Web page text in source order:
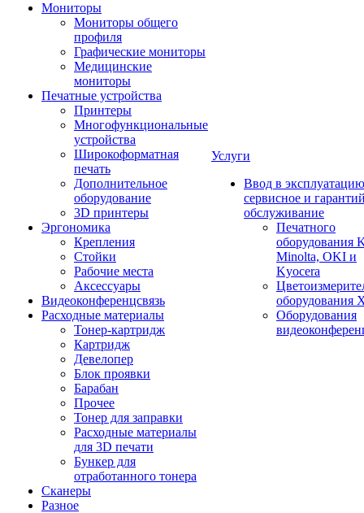
Мониторы
Мониторы общего
профиля
Графические мониторы
Медицинские
мониторы
Печатные устройства
Принтеры
Многофункциональные
устройства
Широкоформатная
печать
Дополнительное
оборудование
3D принтеры
Эргономика
Крепления
Стойки
Рабочие места
Аксессуары
Видеоконференцсвязь
Расходные материалы
Тонер-картридж
Картридж
Девелопер
Блок проявки
Барабан
Прочее
Тонер для заправки
Расходные материалы
для 3D печати
Бункер для
отработанного тонера
Сканеры
Разное
Услуги
Ввод в
сервисное и
обслуживание
Печатного
оборудования
Minolta, OKI и
Kyocera
оборудования
Оборудования